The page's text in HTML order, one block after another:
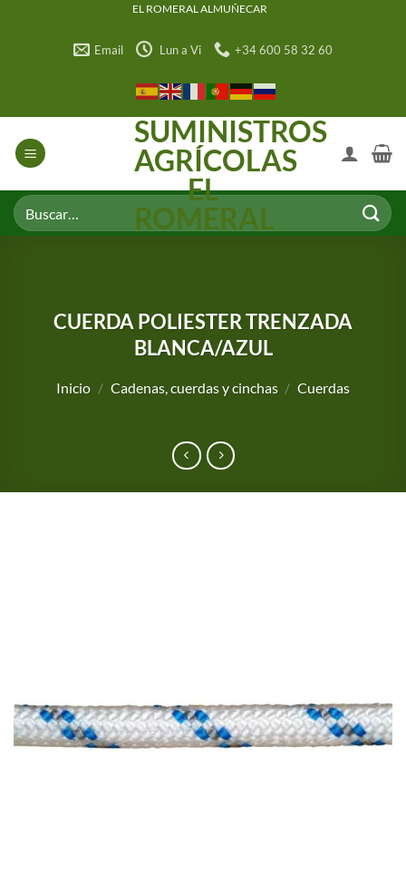
EL ROMERAL ALMUÑECAR
Email Lun a Vi +34 600 58 32 60
SUMINISTROS
AGRÍCOLAS
EL
ROMERAL
Buscar
por:
CUERDA POLIESTER TRENZADA
BLANCA/AZUL
Inicio / Cadenas, cuerdas y cinchas / Cuerdas